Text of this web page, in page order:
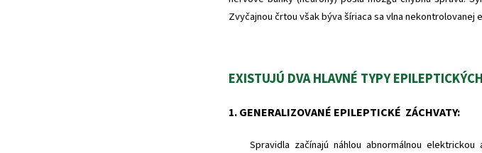
Zvyčajnou črtou však býva šíriaca sa vlna nekontrolovanej
EXISTUJÚ DVA HLAVNÉ TYPY
1. GENERALIZOVANÉ EPILEPTICKÉ ZÁCHVATY:
Spravidla začínajú náhlou abnormálnou